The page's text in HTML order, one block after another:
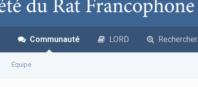
Communauté
Équipe
LORD Rechercher